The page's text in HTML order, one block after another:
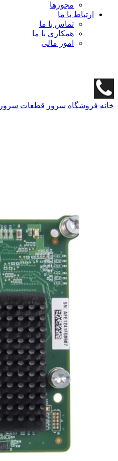
مجوزها
ارتباط با ما
تماس با ما
همکاری با ما
امور مالی
خانه فروشگاه سرور قطعات سرور